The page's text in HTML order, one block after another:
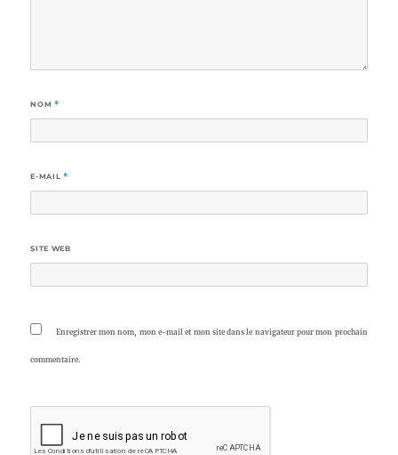
NOM *
E-MAIL *
SITE WEB
Enregistrer mon nom, mon e-mail et mon site dans le navigateur pour mon prochain
commentaire.